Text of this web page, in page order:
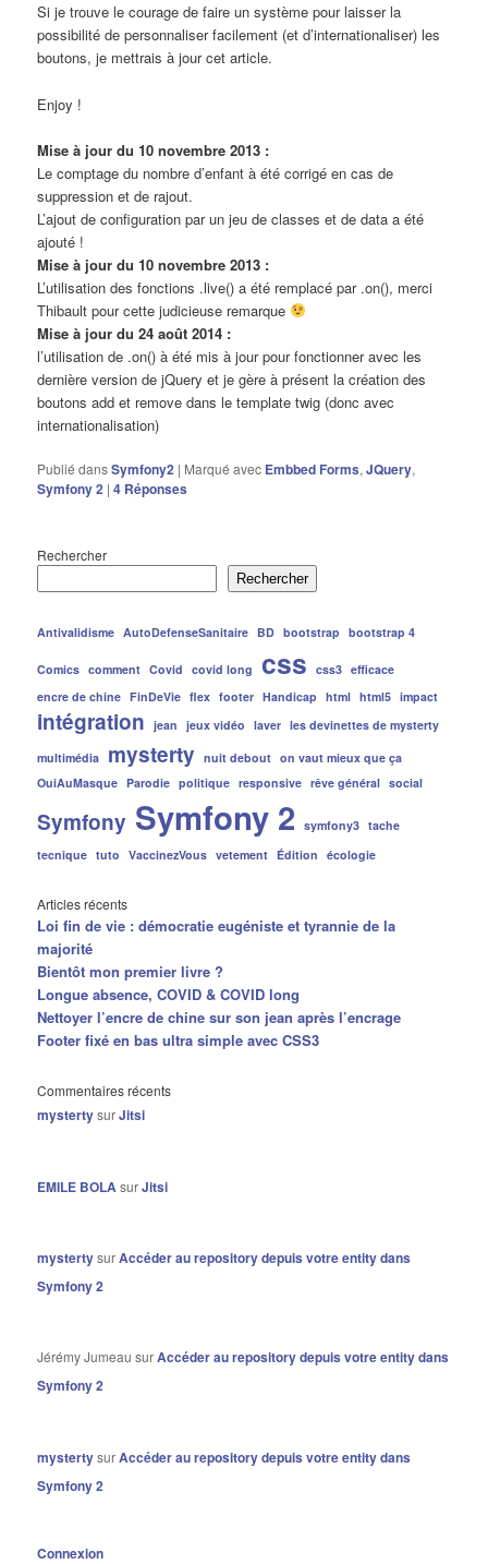
Si je trouve le courage de faire un système pour laisser la
possibilité de personnaliser facilement (et d’internationaliser) les
boutons, je mettrais à jour cet article.
Enjoy !
Mise à jour du 10 novembre 2013 :
Le comptage du nombre d’enfant à été corrigé en cas de
suppression et de rajout.
L’ajout de configuration par un jeu de classes et de data a été
ajouté !
Mise à jour du 10 novembre 2013 :
L’utilisation des fonctions .live() a été remplacé par .on(), merci
Thibault pour cette judicieuse remarque
Mise à jour du 24 août 2014 :
l’utilisation de .on() à été mis à jour pour fonctionner avec les
dernière version de jQuery et je gère à présent la création des
boutons add et remove dans le template twig (donc avec
internationalisation)
Publié dansSymfony2 | Marqué avec Embbed Forms,JQuery,
Symfony 2 |4 Réponses
Rechercher
Rechercher
Antivalidisme AutoDefenseSanitaire BD bootstrap bootstrap 4
Comics comment Covid covid long css css3 efficace
encre de chine FinDeVie flex footer Handicap html html5 impact
intégration jean jeux vidéo laver les devinettes de mysterty
multimédia mysterty nuit debout on vaut mieux que ça
OuiAuMasque Parodie politique responsive rêve général social
Symfony Symfony 2 symfony3 tache
tecnique tuto VaccinezVous vetement Édition écologie
Articles récents
Loi fin de vie : démocratie eugéniste et tyrannie de la
majorité
Bientôt mon premier livre ?
Longue absence, COVID & COVID long
Nettoyer l’encre de chine sur son jean après l’encrage
Footer fixé en bas ultra simple avec CSS3
Commentaires récents
mystertysurJitsi
EMILE BOLA surJitsi
mystertysurAccéder au repository depuis votre entity dans
Symfony 2
Jérémy Jumeau surAccéder au repository depuis votre entity dans
Symfony 2
mystertysurAccéder au repository depuis votre entity dans
Symfony 2
Connexion